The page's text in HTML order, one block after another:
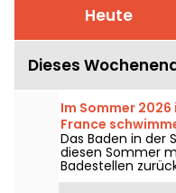
Heute
Dieses
Im Sommer
France
5 kostenlos, in
Das Baden in der
diesen Sommer
Badestellen
eine brandneue